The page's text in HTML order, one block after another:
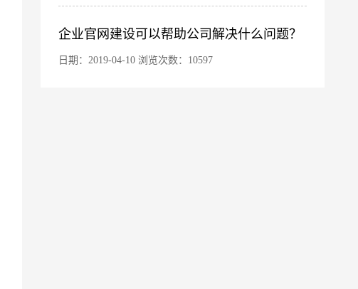
企业官网建设可以帮助公司解决什么问题？
日期：2019-04-10 浏览次数：10597